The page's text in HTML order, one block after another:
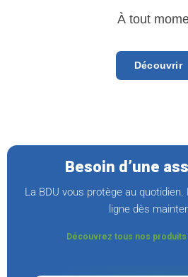
À tout
Découvrir
Besoin d’une
La BDU vous protège au
ligne dès
Découvrez tous nos produits